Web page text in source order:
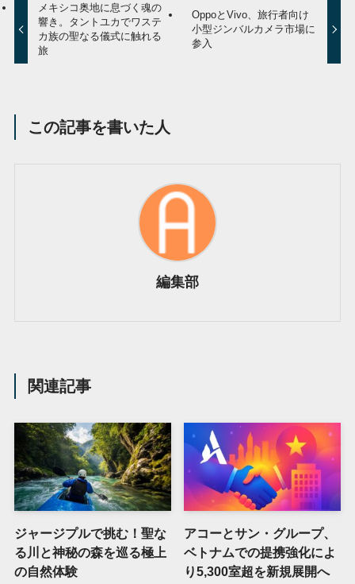
メキシコ奥地に息づく魂の
響き。タントユカでワステ
カ族の聖なる儀式に触れる
旅
OppoとVivo、旅行者向け
小型ジンバルカメラ市場に
参入
この記事を書いた人
編集部
関連記事
ジャージプルで挑む！聖な
る川と神秘の森を巡る極上
の自然体験
アコーとサン・グループ、
ベトナムでの提携強化によ
り5,300室超を新規展開へ